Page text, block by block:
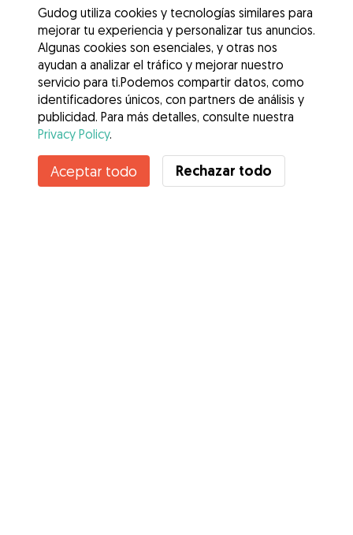
Gudog utiliza cookies y tecnologías similares para
mejorar tu experiencia y personalizar tus anuncios.
Algunas cookies son esenciales, y otras nos
ayudan a analizar el tráfico y mejorar nuestro
servicio para ti.Podemos compartir datos, como
identificadores únicos, con partners de análisis y
publicidad. Para más detalles, consulte nuestra
Privacy Policy.
Aceptar todo Rechazar todo